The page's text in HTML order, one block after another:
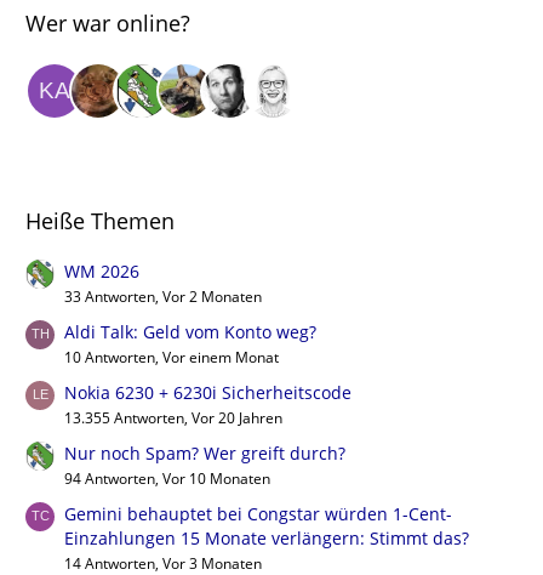
Wer war online?
Heiße Themen
WM 2026
33 Antworten, Vor 2 Monaten
Aldi Talk: Geld vom Konto weg?
10 Antworten, Vor einem Monat
Nokia 6230 + 6230i Sicherheitscode
13.355 Antworten, Vor 20 Jahren
Nur noch Spam? Wer greift durch?
94 Antworten, Vor 10 Monaten
Gemini behauptet bei Congstar würden 1-Cent-
Einzahlungen 15 Monate verlängern: Stimmt das?
14 Antworten, Vor 3 Monaten